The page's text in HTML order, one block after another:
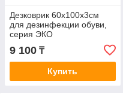
Дезковрик 60x100x3см
для дезинфекции обуви,
серия ЭКО
9 100 ₸
Купить